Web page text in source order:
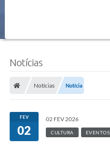
Notícias
Notícias Notícia
FEV
02
02 FEV 2026
CULTURA EVENTOS